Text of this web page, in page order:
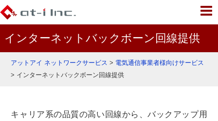
インターネットバックボーン回線提供
アットアイ ネットワークサービス > 電気通信事業者様向けサービス
> インターネットバックボーン回線提供
キャリア系の品質の高い回線から、バックアップ用